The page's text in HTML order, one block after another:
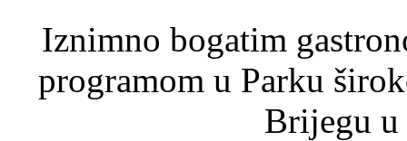
Iznimno bogatim
programom u Parku
Brijegu u